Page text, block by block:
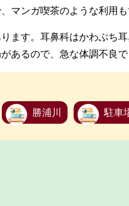
マンガ喫茶のような利用も
ます。耳鼻科はかわぶち
あるので、急な体調不良
勝浦川 駐車